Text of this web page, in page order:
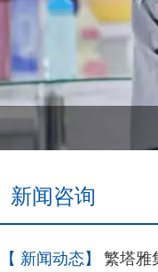
新闻咨询
【 新闻动态】 繁塔雅